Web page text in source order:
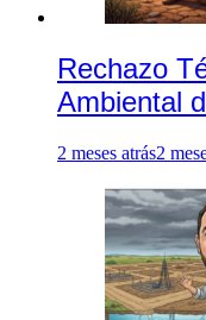
Rechazo
Ambiental
2 meses atrás2